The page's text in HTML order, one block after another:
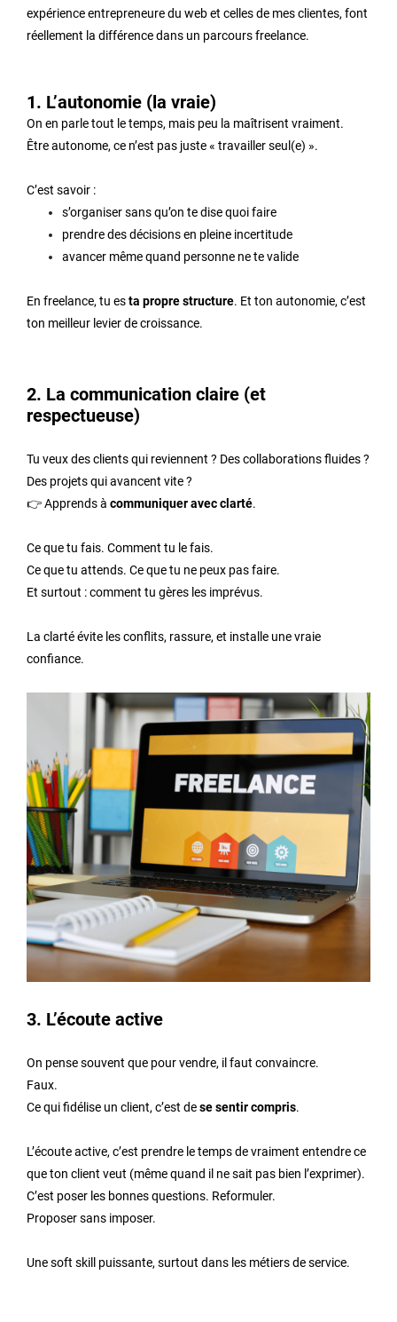
expérience entrepreneure du web et celles de mes clientes, font
réellement la différence dans un parcours freelance.
1. L’autonomie (la vraie)
On en parle tout le temps, mais peu la maîtrisent vraiment.
Être autonome, ce n’est pas juste « travailler seul(e) ».
C’est savoir :
s’organiser sans qu’on te dise quoi faire
prendre des décisions en pleine incertitude
avancer même quand personne ne te valide
En freelance, tu esta propre structure. Et ton autonomie, c’est
ton meilleur levier de croissance.
2. La communication claire (et
respectueuse)
Tu veux des clients qui reviennent ? Des collaborations fluides ?
Des projets qui avancent vite ?
👉 Apprends à communiquer avec clarté.
Ce que tu fais. Comment tu le fais.
Ce que tu attends. Ce que tu ne peux pas faire.
Et surtout : comment tu gères les imprévus.
La clarté évite les conflits, rassure, et installe une vraie
confiance.
3. L’écoute active
On pense souvent que pour vendre, il faut convaincre.
Faux.
Ce qui fidélise un client, c’est dese sentir compris.
L’écoute active, c’est prendre le temps de vraiment entendre ce
que ton client veut (même quand il ne sait pas bien l’exprimer).
C’est poser les bonnes questions. Reformuler.
Proposer sans imposer.
Une soft skill puissante, surtout dans les métiers de service.